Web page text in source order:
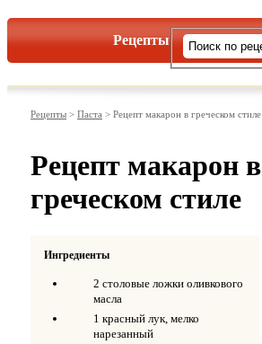
Рецепты
Рецепты > Паста > Рецепт макарон в греческом стиле
Рецепт макарон в
греческом стиле
Ингредиенты
2 столовые ложки оливкового
масла
1 красный лук, мелко
нарезанный